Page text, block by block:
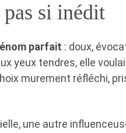
si inédit
parfait : doux,
yeux tendres, elle
murement réfléchi,
une autre